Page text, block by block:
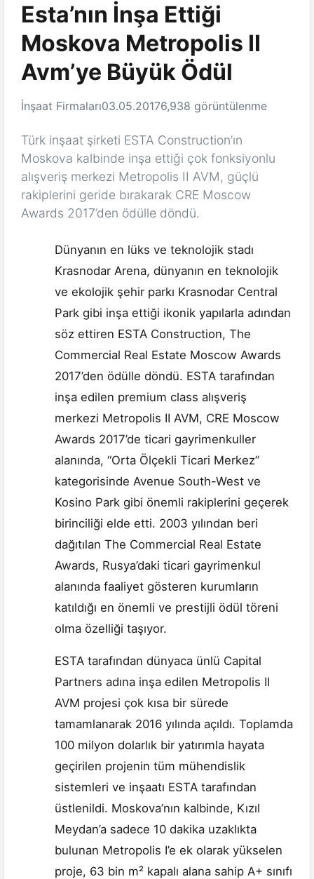
Esta’nın İnşa Ettiği
Moskova Metropolis II
Avm’ye Büyük Ödül
İnşaat Firmaları03.05.20176,938 görüntülenme
Türk inşaat şirketi ESTA Construction’ın
Moskova kalbinde inşa ettiği çok fonksiyonlu
alışveriş merkezi Metropolis II AVM, güçlü
rakiplerini geride bırakarak CRE Moscow
Awards 2017’den ödülle döndü.
Dünyanın en lüks ve teknolojik stadı
Krasnodar Arena, dünyanın en teknolojik
ve ekolojik şehir parkı Krasnodar Central
Park gibi inşa ettiği ikonik yapılarla adından
söz ettiren ESTA Construction, The
Commercial Real Estate Moscow Awards
2017’den ödülle döndü. ESTA tarafından
inşa edilen premium class alışveriş
merkezi Metropolis II AVM, CRE Moscow
Awards 2017’de ticari gayrimenkuller
alanında, “Orta Ölçekli Ticari Merkez”
kategorisinde Avenue South-West ve
Kosino Park gibi önemli rakiplerini geçerek
birinciliği elde etti. 2003 yılından beri
dağıtılan The Commercial Real Estate
Awards, Rusya’daki ticari gayrimenkul
alanında faaliyet gösteren kurumların
katıldığı en önemli ve prestijli ödül töreni
olma özelliği taşıyor.
ESTA tarafından dünyaca ünlü Capital
Partners adına inşa edilen Metropolis II
AVM projesi çok kısa bir sürede
tamamlanarak 2016 yılında açıldı. Toplamda
100 milyon dolarlık bir yatırımla hayata
geçirilen projenin tüm mühendislik
sistemleri ve inşaatı ESTA tarafından
üstlenildi. Moskova’nın kalbinde, Kızıl
Meydan’a sadece 10 dakika uzaklıkta
bulunan Metropolis I’e ek olarak yükselen
proje, 63 bin m² kapalı alana sahip A+ sınıfı